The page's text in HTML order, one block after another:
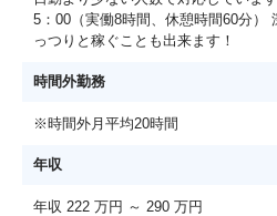
5：00（実働8時間、休憩時間60分）
っつりと稼ぐことも出来ます！
時間外勤務
※時間外月平均20時間
年収
年収 222 万円 ～ 290 万円